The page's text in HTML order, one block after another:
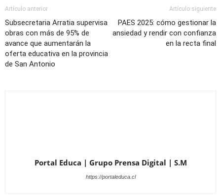
Artículo anterior
Subsecretaria Arratia supervisa
obras con más de 95% de
avance que aumentarán la
oferta educativa en la provincia
de San Antonio
Artículo siguiente
PAES 2025: cómo gestionar la
ansiedad y rendir con confianza
en la recta final
Portal Educa | Grupo Prensa Digital | S.M
https://portaleduca.cl